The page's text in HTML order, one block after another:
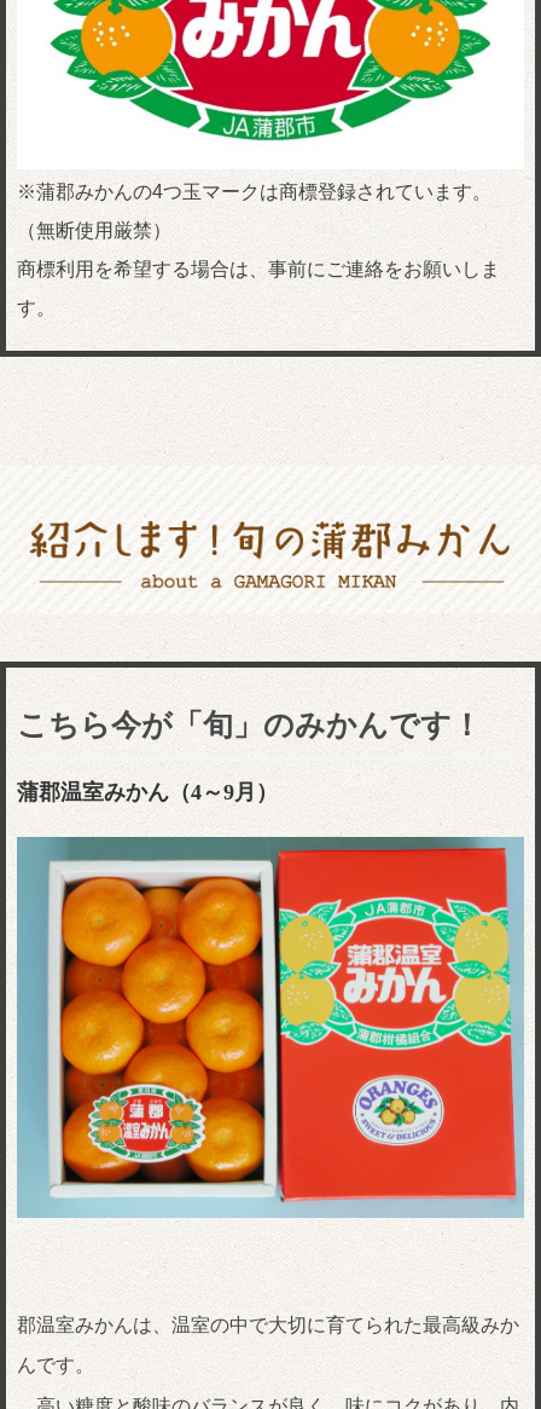
※蒲郡みかんの4つ玉マークは商標登録されています。
（無断使用厳禁）
商標利用を希望する場合は、事前にご連絡をお願いしま
す。
こちら今が「旬」のみかんです！
蒲郡温室みかん（4～9月）
郡温室みかんは、温室の中で大切に育てられた最高級みか
んです。